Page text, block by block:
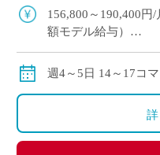
科の非常勤講師で
156,800～190,400円
額モデル給与）
※月の途中からご勤
週4～5日 14～17コマ